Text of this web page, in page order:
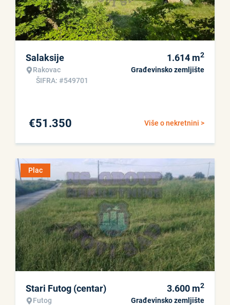
Salaksije
Rakovac
ŠIFRA: #549701
1.614 m2
Građevinsko zemljište
Više o nekretnini >
€51.350
Plac
Stari Futog (centar)
Futog
3.600 m2
Građevinsko zemljište